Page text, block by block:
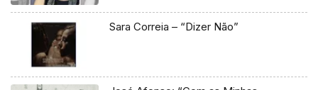
Sara Correia – “Dizer Não”